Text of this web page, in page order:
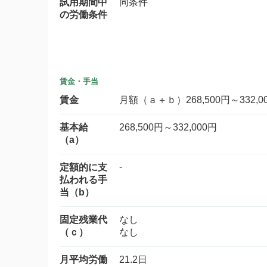
試用期間中
の労働条件
同条件
賃金・手当
賃金 月額（ａ＋ｂ）268,500円～
基本給
（a）
268,500円～332,000円
定額的に支
払われる手
当（b）
-
固定残業代
（ｃ）
なし
なし
月平均労働 21.2日